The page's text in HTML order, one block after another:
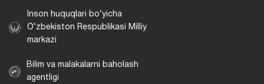
Inson huquqlari bo‘yicha
O‘zbekiston Respublikasi Milliy
markazi
Bilim va malakalarni baholash
agentligi